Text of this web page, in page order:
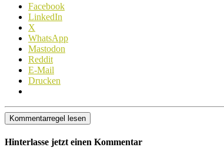
Facebook
LinkedIn
X
WhatsApp
Mastodon
Reddit
E-Mail
Drucken
Kommentarregel lesen
Hinterlasse jetzt einen Kommentar